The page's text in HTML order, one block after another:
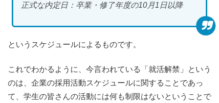
正式な内定日：卒業・修了年度の10月1日以降
というスケジュールによるものです。
これでわかるように、今言われている「就活解禁」という
のは、企業の採用活動スケジュールに関することであっ
て、学生の皆さんの活動には何も制限はないということで